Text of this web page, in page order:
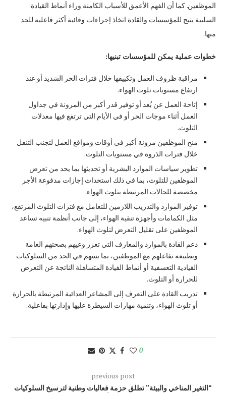
الموظفين. كما أن الفهم الأعمق للأسباب الكامنة وراء أنماط القيادة
السلبية يتيح للمؤسسات والقادة اتخاذ إجراءات وقائية أكثر فاعلية للحد
منها.
خطوات عملية يمكن للمؤسسات تبنيها:
مراقبة ظروف العمل وتكييفها خلال فترات الحر الشديد أو عند
ارتفاع مستويات تلوث الهواء.
إتاحة العمل عن بُعد أو توفير قدر أكبر من المرونة في جداول
العمل أثناء موجات الحر أو في الأيام التي ترتفع فيها معدلات
التلوث.
منح الموظفين مرونة أكبر في أوقات ومواقع العمل لتجنب التنقل
خلال فترات الذروة في مستويات التلوث.
تطوير سياسات الموارد البشرية أو تحديثها بما يحد من تعرض
الموظفين للتلوث، بما في ذلك استحداث إجازات مدفوعة الأجر
مخصصة للحالات المرتبطة بتلوث الهواء.
توفير الموارد والتدريب اللازمين للتعامل مع فترات التلوث المرتفع،
مثل الكمامات وأجهزة تنقية الهواء، إلى جانب أنظمة تنبيه تساعد
الموظفين على تقليل التعرض لتلوث الهواء.
دعم القادة بالموارد والمعارف التي تعزز وعيهم بصحتهم العامة
وبطبيعة تفاعلهم مع الموظفين، بما يسهم في الحد من السلوكيات
القيادية التعسفية أو أنماط القيادة المتساهلة الناتجة عن التعرض
للحرارة أو التلوث.
تدريب القادة على التعرف إلى المشاعر العدائية المرتبطة بالحرارة
أو تلوث الهواء، وتنمية مهارات السيطرة عليها وإدارتها بفاعلية.
0
previous post
“التغير المناخي والبيئة” تطلق حزمة فعاليات وطنية لترسيخ السلوكيات